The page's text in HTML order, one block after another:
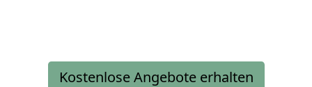
Kostenlose Angebote erhalten